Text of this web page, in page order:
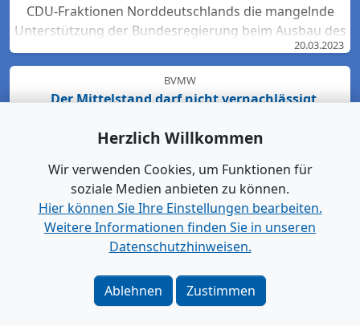
CDU-Fraktionen Norddeutschlands die mangelnde
Unterstützung der Bundesregierung beim Ausbau des
Bahn-Netzes. Hartmut Bodeit, mobilitätspolitischer
Sprecher der bremischen CDUBürgerschaftsfraktion,
betont: „Die neuesten Bewertungen der DB Netz AG
lassen keinen Zweifel: Das Schienennetz ist in der
nirgendwo sonst in Deutschland. Für den Start des
Deutschlandtick...
20.03.2023
BVMW
„Der Mittelstand darf nicht vernachlässigt
Statista
China-Import und -Export auf Rekordhoch
08.11.2022
IW
hohe Gaspreise
Herzlich Willkommen
Wir verwenden Cookies, um Funktionen für
soziale Medien anbieten zu können.
Hier können Sie Ihre Einstellungen bearbeiten.
Weitere Informationen finden Sie in unseren
Datenschutzhinweisen.
Ablehnen Zustimmen